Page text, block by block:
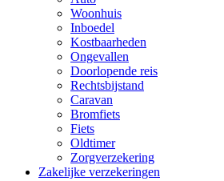
Woonhuis
Inboedel
Kostbaarheden
Ongevallen
Doorlopende reis
Rechtsbijstand
Caravan
Bromfiets
Fiets
Oldtimer
Zorgverzekering
Zakelijke verzekeringen